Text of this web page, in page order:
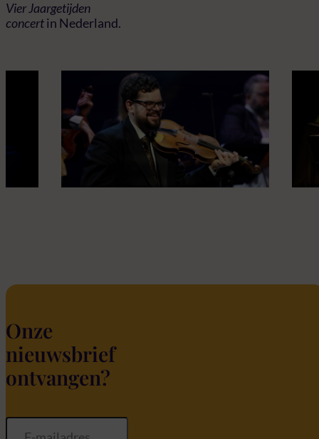
Vier Jaargetijden
concertin Nederland.
Onze
nieuwsbrief
ontvangen?